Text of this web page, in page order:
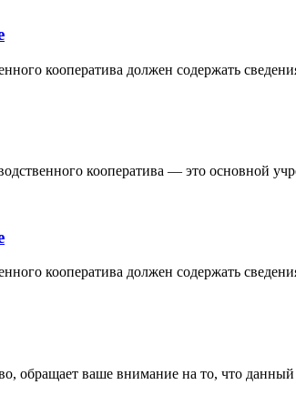
кооператива должен содержать
кооператива — это основной
кооператива должен содержать
ваше внимание на то, что данный